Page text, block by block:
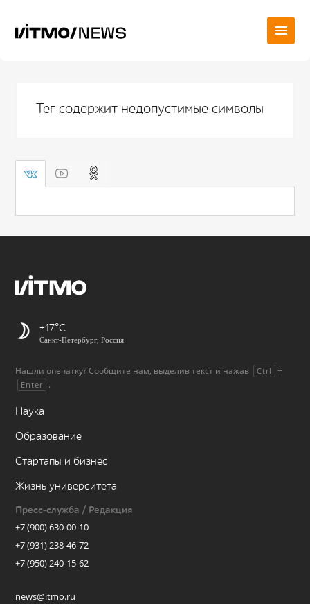
Тег содержит недопустимые символы
+17
Санкт-Петербург, Россия
Нашли опечатку? Сообщите нам, выделив текст и нажав Ctrl +
Enter .
Наука
Образование
Стартапы и бизнес
Жизнь университета
Пресс-служба / Редакция
+7 (900) 630-00-10
+7 (931) 238-46-72
+7 (950) 240-15-62
news@itmo.ru